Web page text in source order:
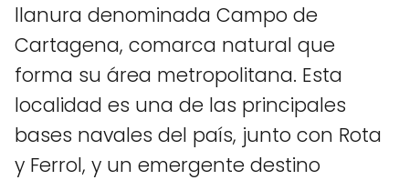
llanura denominada Campo de
Cartagena, comarca natural que
forma su área metropolitana. Esta
localidad es una de las principales
bases navales del país, junto con Rota
y Ferrol, y un emergente destino